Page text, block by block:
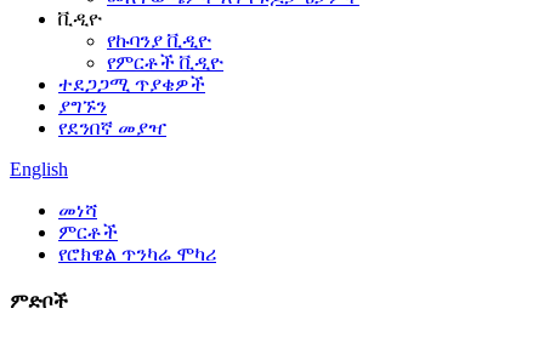
ቪዲዮ
የኩባንያ ቪዲዮ
የምርቶች ቪዲዮ
ተደጋጋሚ ጥያቄዎች
ያግኙን
የደንበኛ መያዣ
English
መነሻ
ምርቶች
የሮክዌል ጥንካሬ ሞካሪ
ምድቦች